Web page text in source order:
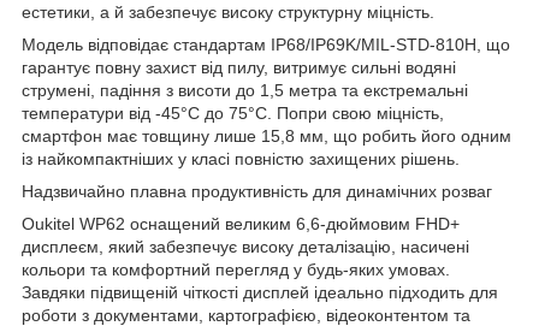
естетики, а й забезпечує високу структурну міцність.
Модель відповідає стандартам IP68/IP69K/MIL-STD-810H, що
гарантує повну захист від пилу, витримує сильні водяні
струмені, падіння з висоти до 1,5 метра та екстремальні
температури від -45°C до 75°C. Попри свою міцність,
смартфон має товщину лише 15,8 мм, що робить його одним
із найкомпактніших у класі повністю захищених рішень.
Надзвичайно плавна продуктивність для динамічних розваг
Oukitel WP62 оснащений великим 6,6-дюймовим FHD+
дисплеєм, який забезпечує високу деталізацію, насичені
кольори та комфортний перегляд у будь-яких умовах.
Завдяки підвищеній чіткості дисплей ідеально підходить для
роботи з документами, картографією, відеоконтентом та